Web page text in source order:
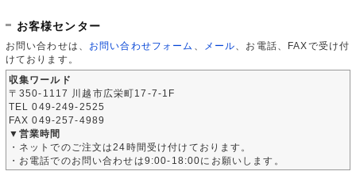
お客様センター
お問い合わせは、 お問い合わせフォーム メール 、お電話、FAXで受け付
けております。
収集ワールド
〒350-1117 川越市広栄町17-7-1F
TEL 049-249-2525
FAX 049-257-4989
▼営業時間
・ネットでのご注文は24時間受け付けております。
・お電話でのお問い合わせは9:00-18:00にお願いします。